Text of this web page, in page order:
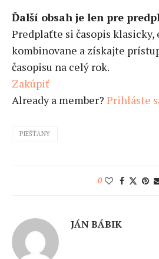
Ďalší obsah je len pre
Predplaťte si časopis
kombinovane a získajte
časopisu na celý rok.
Zakúpiť
Already a member? Prihláste
PIEŠŤANY
0
JÁN BÁBIK